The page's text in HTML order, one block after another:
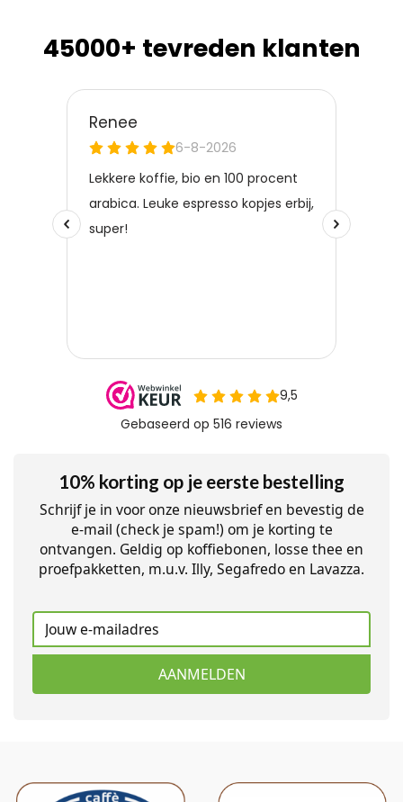
45000+ tevreden klanten
10% korting op je eerste bestelling
Schrijf je in voor onze nieuwsbrief en bevestig de
e-mail (check je spam!) om je korting te
ontvangen. Geldig op koffiebonen, losse thee en
proefpakketten, m.u.v. Illy, Segafredo en Lavazza.
AANMELDEN